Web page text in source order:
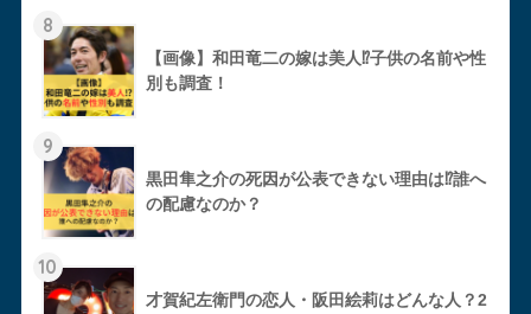
8
【画像】和田竜二の嫁は美人⁉︎子供の名前や性
別も調査！
9
黒田隼之介の死因が公表できない理由は⁉︎誰へ
の配慮なのか？
10
才賀紀左衛門の恋人・阪田絵莉はどんな人？2